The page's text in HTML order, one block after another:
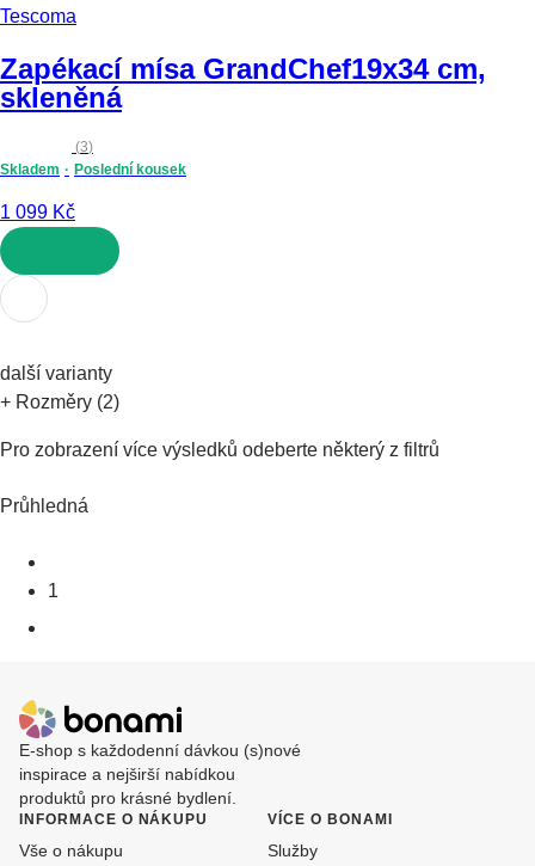
Tescoma
Zapékací mísa GrandChef19x34 cm,
skleněná
(3)
Skladem
Poslední kousek
1 099 Kč
DO KOŠÍKU
další varianty
+ Rozměry (2)
Pro zobrazení více výsledků odeberte některý z filtrů
Průhledná
1
E-shop s každodenní dávkou (s)nové
inspirace a nejširší nabídkou
produktů pro krásné bydlení.
INFORMACE O NÁKUPU
Vše o nákupu
VÍCE O BONAMI
Služby